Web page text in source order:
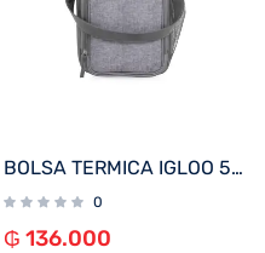
BOLSA TERMICA IGLOO 5 LATAS VERTICAL LUNCH 5 GRIS 63133
0
₲ 136.000